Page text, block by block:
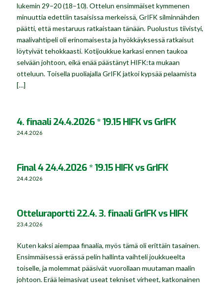
lukemin 29–20 (18–10). Ottelun ensimmäiset kymmenen
minuuttia edettiin tasaisissa merkeissä, GrIFK silminnähden
päätti, että mestaruus ratkaistaan tänään. Puolustus tiivistyi,
maalivahtipeli oli erinomaisesta ja hyökkäyksessä ratkaisut
löytyivät tehokkaasti. Kotijoukkue karkasi ennen taukoa
selvään johtoon, eikä enää päästänyt HIFK:ta mukaan
otteluun. Toisella puoliajalla GrIFK jatkoi kypsää pelaamista
[…]
4. finaali 24.4.2026 * 19.15 HIFK vs GrIFK
24.4.2026
Final 4 24.4.2026 * 19.15 HIFK vs GrIFK
24.4.2026
Otteluraportti 22.4. 3. finaali GrIFK vs HIFK
23.4.2026
Kuten kaksi aiempaa finaalia, myös tämä oli erittäin tasainen.
Ensimmäisessä erässä pelin hallinta vaihteli joukkueelta
toiselle, ja molemmat pääsivät vuorollaan muutaman maalin
johtoon. Erää leimasivat useat tekniset virheet, katkonainen